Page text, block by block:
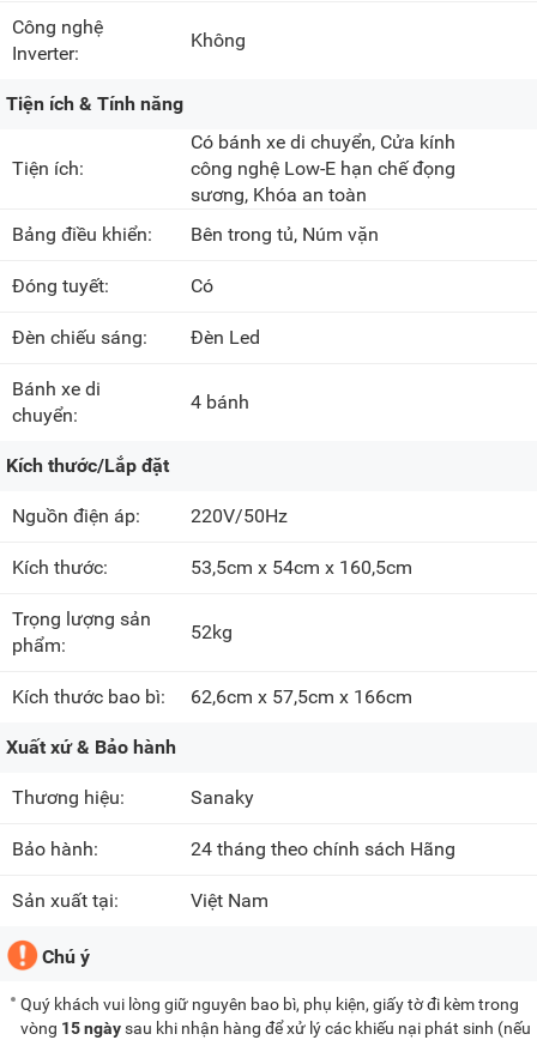
Công nghệ
Inverter:
Không
Tiện ích & Tính năng
Tiện ích:
Có bánh xe di chuyển, Cửa kính
công nghệ Low-E hạn chế đọng
sương, Khóa an toàn
Bảng điều khiển:
Bên trong tủ, Núm vặn
Đóng tuyết: Có
Đèn chiếu sáng: Đèn Led
Bánh xe di
chuyển:
4 bánh
Kích thước/Lắp đặt
Nguồn điện áp: 220V/50Hz
Kích thước: 53,5cm x 54cm x 160,5cm
Trọng lượng sản
phẩm:
52kg
Kích thước bao bì: 62,6cm x 57,5cm x 166cm
Xuất xứ & Bảo hành
Thương hiệu: Sanaky
Bảo hành: 24 tháng theo chính sách Hãng
Sản xuất tại: Việt Nam
Chú ý
Quý khách vui lòng giữ nguyên bao bì, phụ kiện, giấy tờ đi kèm trong
vòng 15 ngàysau khi nhận hàng để xử lý các khiếu nại phát sinh (nếu